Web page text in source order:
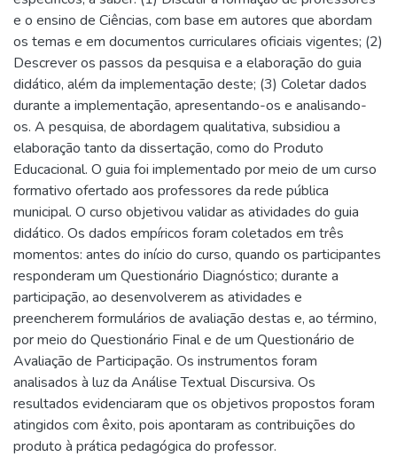
e o ensino de Ciências, com base em autores que abordam
os temas e em documentos curriculares oficiais vigentes; (2)
Descrever os passos da pesquisa e a elaboração do guia
didático, além da implementação deste; (3) Coletar dados
durante a implementação, apresentando-os e analisando-
os. A pesquisa, de abordagem qualitativa, subsidiou a
elaboração tanto da dissertação, como do Produto
Educacional. O guia foi implementado por meio de um curso
formativo ofertado aos professores da rede pública
municipal. O curso objetivou validar as atividades do guia
didático. Os dados empíricos foram coletados em três
momentos: antes do início do curso, quando os participantes
responderam um Questionário Diagnóstico; durante a
participação, ao desenvolverem as atividades e
preencherem formulários de avaliação destas e, ao término,
por meio do Questionário Final e de um Questionário de
Avaliação de Participação. Os instrumentos foram
analisados à luz da Análise Textual Discursiva. Os
resultados evidenciaram que os objetivos propostos foram
atingidos com êxito, pois apontaram as contribuições do
produto à prática pedagógica do professor.